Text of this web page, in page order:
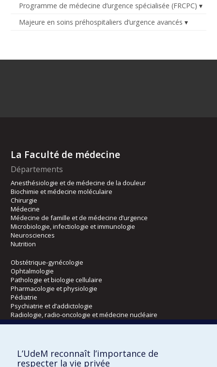
Programme de médecine d’urgence spécialisée (FRCPC)
Majeure en soins préhospitaliers d’urgence avancés
La Faculté de médecine
Départements
Anesthésiologie et de médecine de la douleur
Biochimie et médecine moléculaire
Chirurgie
Médecine
Médecine de famille et de médecine d’urgence
Microbiologie, infectiologie et immunologie
Neurosciences
Nutrition
Obstétrique-gynécologie
Ophtalmologie
Pathologie et biologie cellulaire
Pharmacologie et physiologie
Pédiatrie
Psychiatrie et d’addictologie
Radiologie, radio-oncologie et médecine nucléaire
Kinésiologie et des sciences de l’activité physique
L’UdeM reconnaît l’importance de
respecter la vie privée